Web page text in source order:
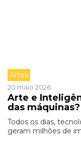
Artes
20 maio 2026
Arte e
das máquinas?
Todos os dias,
geram milhões de